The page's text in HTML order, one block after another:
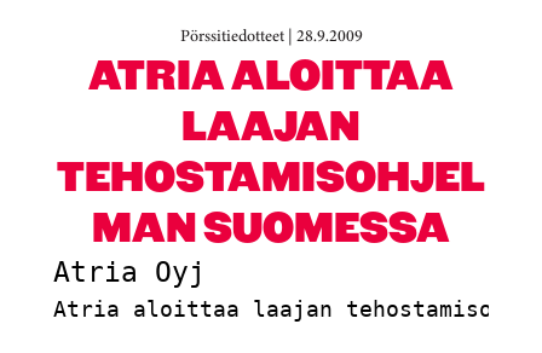
Pörssitiedotteet | 28.9.2009
ATRIA ALOITTAA
LAAJAN
TEHOSTAMISOHJEL
MAN SUOMESSA
Atria aloittaa laajan